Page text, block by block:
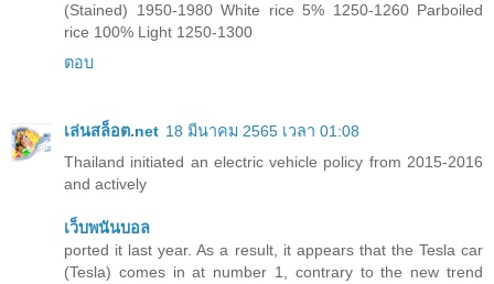
(Stained) 1950-1980 White rice 5% 1250-1260 Parboiled
rice 100% Light 1250-1300
ตอบ
เล่นสล็อต.net 18 มีนาคม 2565 เวลา 01:08
Thailand initiated an electric vehicle policy from 2015-2016
and actively
เว็บพนันบอล
ported it last year. As a result, it appears that the Tesla car
(Tesla) comes in at number 1, contrary to the new trend